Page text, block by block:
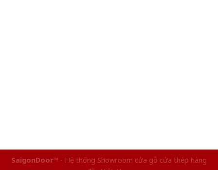
SaigonDoor™ - Hệ thống Showroom cửa gỗ cửa thép hàng